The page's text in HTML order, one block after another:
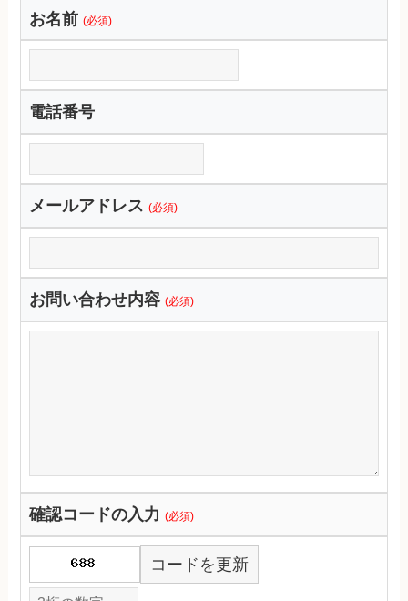
お名前 (必須)
電話番号
メールアドレス (必須)
お問い合わせ内容 (必須)
確認コードの入力(必須)
コードを更新